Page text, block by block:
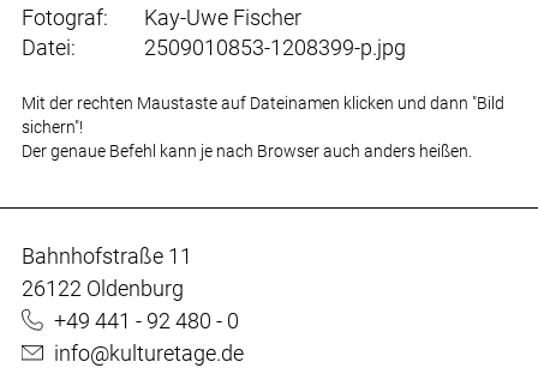
Fotograf:
Kay-Uwe Fischer
Datei:
2509010853-1208399-p.jpg
Mit der rechten Maustaste auf Dateinamen klicken und dann "Bild
sichern"!
Der genaue Befehl kann je nach Browser auch anders heißen.
Bahnhofstraße 11
26122 Oldenburg
+49 441 - 92 480 - 0
info@kulturetage.de